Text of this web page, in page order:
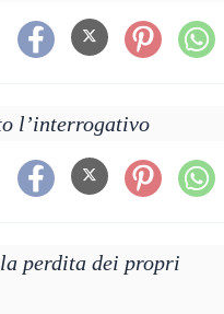
l’interrogativo
perdita dei propri